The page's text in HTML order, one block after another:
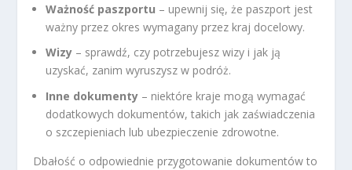
Ważność paszportu – upewnij się, że paszport jest
ważny przez okres wymagany przez kraj docelowy.
Wizy – sprawdź, czy potrzebujesz wizy i jak ją
uzyskać, zanim wyruszysz w podróż.
Inne dokumenty – niektóre kraje mogą wymagać
dodatkowych dokumentów, takich jak zaświadczenia
o szczepieniach lub ubezpieczenie zdrowotne.
Dbałość o odpowiednie przygotowanie dokumentów to